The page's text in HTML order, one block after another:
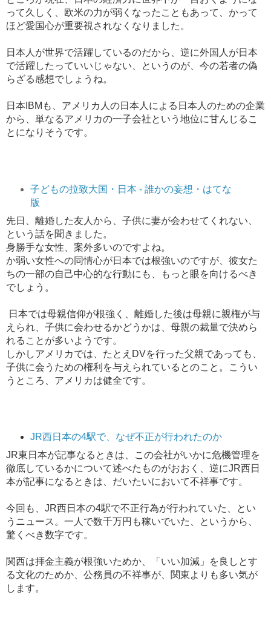
って久しく、欧米の力が弱くなったこともあって、かって
ほど愛国心が重要視されなくなりました。
日本人が世界で活躍しているのだから、逆に外国人が日本
で活躍したっていいじゃない、というのが、今の若者の偽
らざる感想でしょうね。
日本IBMも、アメリカ人の日本人による日本人のための企業
から、単なるアメリカの一子会社という地位に甘んじるこ
とになりそうです。
子どもの拉致大国・日本 - 誰かの妄想・はてな
版
先日、離婚した友人から、子供に妻が会わせてくれない、
という話を聞きました。
身勝手な女性、案外多いのですよね。
か弱い女性への同情心が日本では根強いのですが、彼女た
ちの一部の自己中心的な行動にも、もっと眼を向けるべき
でしょう。
日本では母親信仰が根強く、離婚した後は母親に親権が与
えられ、子供に会わせるかどうかは、母親の裁量で決めら
れることが多いようです。
しかしアメリカでは、たとえDVを行った父親であっても、
子供に会うための権利を与えられているとのこと。こうい
うところ、アメリカは健全です。
JR西日本の4駅で、なぜ不正が行われたのか
JR東日本が記事なるときは、この会社がいかに危機管理を
徹底しているかについて述べたものがおおく、逆にJR西日
本が記事になるときは、だいたいにおいて不祥事です。
今回も、JR西日本の4駅で不正行為が行われていた、とい
うニュース。一人で数千万円も稼いでいた、というから、
驚くべき数字です。
関西は拝金主義が根強いためか、「いい加減」を良しとす
る文化のためか、公務員の不祥事が、関東よりも多い気が
します。